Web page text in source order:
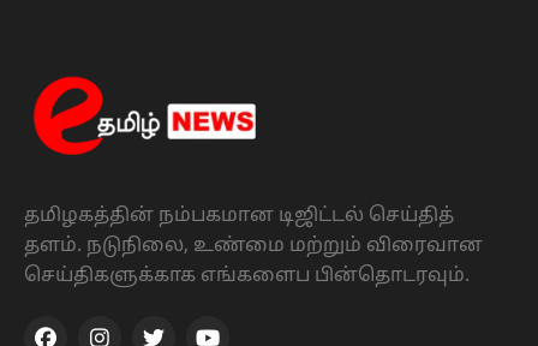
தமிழகத்தின் நம்பகமான டிஜிட்டல் செய்தித்
தளம். நடுநிலை, உண்மை மற்றும் விரைவான
செய்திகளுக்காக எங்களைப பின்தொடரவும்.